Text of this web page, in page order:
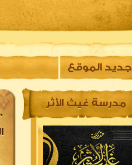
الصفحه الرئيسية
جديد الموقع
مدرسة غيث الأثر